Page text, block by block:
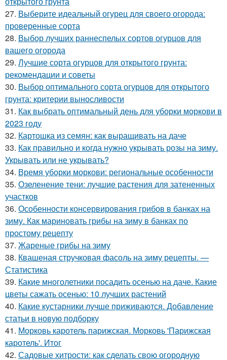
27. Выберите идеальный огурец для своего огорода:
проверенные сорта
28. Выбор лучших раннеспелых сортов огурцов для
вашего огорода
29. Лучшие сорта огурцов для открытого грунта:
рекомендации и советы
30. Выбор оптимального сорта огурцов для открытого
грунта: критерии выносливости
31. Как выбрать оптимальный день для уборки моркови в
2023 году
32. Картошка из семян: как выращивать на даче
33. Как правильно и когда нужно укрывать розы на зиму.
Укрывать или не укрывать?
34. Время уборки моркови: региональные особенности
35. Озеленение тени: лучшие растения для затененных
участков
36. Особенности консервирования грибов в банках на
зиму. Как мариновать грибы на зиму в банках по
простому рецепту
37. Жареные грибы на зиму
38. Квашеная стручковая фасоль на зиму рецепты. —
Статистика
39. Какие многолетники посадить осенью на даче. Какие
цветы сажать осенью: 10 лучших растений
40. Какие кустарники лучше приживаются. Добавление
статьи в новую подборку
41. Морковь каротель парижская. Морковь 'Парижская
каротель'. Итог
42. Садовые хитрости: как сделать свою огородную